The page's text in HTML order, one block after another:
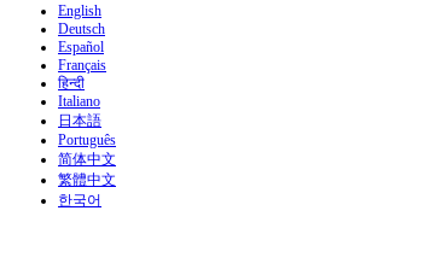
English
Deutsch
Español
Français
हिन्दी
Italiano
日本語
Português
简体中文
繁體中文
한국어